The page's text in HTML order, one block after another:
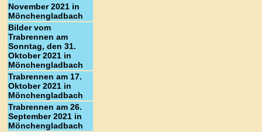
November 2021 in
Mönchengladbach
Bilder vom
Trabrennen am
Sonntag, den 31.
Oktober 2021 in
Mönchengladbach
Trabrennen am 17.
Oktober 2021 in
Mönchengladbach
Trabrennen am 26.
September 2021 in
Mönchengladbach